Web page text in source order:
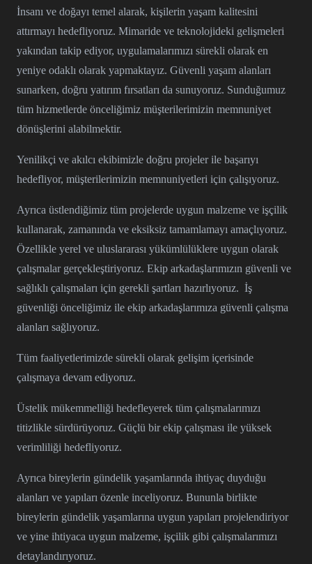
İnsanı ve doğayı temel alarak, kişilerin yaşam kalitesini
attırmayı hedefliyoruz. Mimaride ve teknolojideki gelişmeleri
yakından takip ediyor, uygulamalarımızı sürekli olarak en
yeniye odaklı olarak yapmaktayız. Güvenli yaşam alanları
sunarken, doğru yatırım fırsatları da sunuyoruz. Sunduğumuz
tüm hizmetlerde önceliğimiz müşterilerimizin memnuniyet
dönüşlerini alabilmektir.
Yenilikçi ve akılcı ekibimizle doğru projeler ile başarıyı
hedefliyor, müşterilerimizin memnuniyetleri için çalışıyoruz.
Ayrıca üstlendiğimiz tüm projelerde uygun malzeme ve işçilik
kullanarak, zamanında ve eksiksiz tamamlamayı amaçlıyoruz.
Özellikle yerel ve uluslararası yükümlülüklere uygun olarak
çalışmalar gerçekleştiriyoruz. Ekip arkadaşlarımızın güvenli ve
sağlıklı çalışmaları için gerekli şartları hazırlıyoruz. İş
güvenliği önceliğimiz ile ekip arkadaşlarımıza güvenli çalışma
alanları sağlıyoruz.
Tüm faaliyetlerimizde sürekli olarak gelişim içerisinde
çalışmaya devam ediyoruz.
Üstelik mükemmelliği hedefleyerek tüm çalışmalarımızı
titizlikle sürdürüyoruz. Güçlü bir ekip çalışması ile yüksek
verimliliği hedefliyoruz.
Ayrıca bireylerin gündelik yaşamlarında ihtiyaç duyduğu
alanları ve yapıları özenle inceliyoruz. Bununla birlikte
bireylerin gündelik yaşamlarına uygun yapıları projelendiriyor
ve yine ihtiyaca uygun malzeme, işçilik gibi çalışmalarımızı
detaylandırıyoruz.